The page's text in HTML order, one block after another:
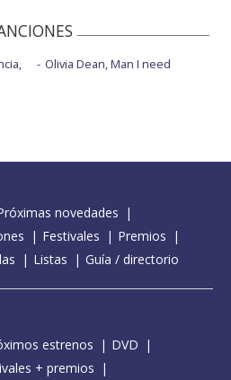
Olivia Dean, Man I need
novedades
Festivales
Premios
Listas Guía / directorio
estrenos
DVD
+ premios